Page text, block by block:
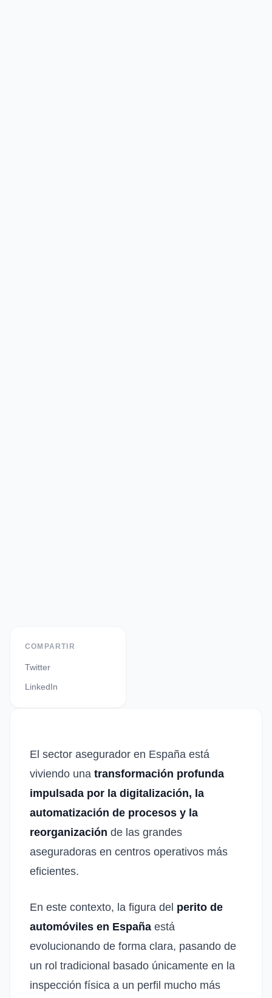
COMPARTIR
Twitter
LinkedIn
El sector asegurador en España está
viviendo una transformación profunda
impulsada por la digitalización, la
automatización de procesos y la
reorganización de las grandes
aseguradoras en centros operativos más
eficientes.
En este contexto, la figura del perito de
automóviles en España está
evolucionando de forma clara, pasando de
un rol tradicional basado únicamente en la
inspección física a un perfil mucho más